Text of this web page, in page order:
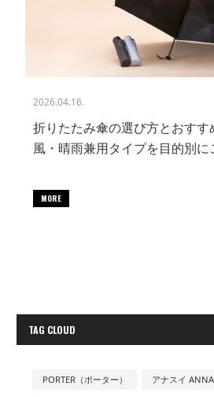
2026.04.16.
折りたたみ傘の選び方とおす
風・晴雨兼用タイプを目的別に
MORE
TAG CLOUD
PORTER（ポーター） アナスイ